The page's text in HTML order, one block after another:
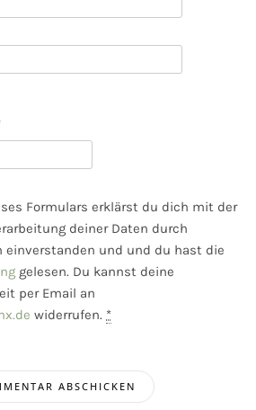
Formulars erklärst du dich mit der
deiner Daten durch
einverstanden und und du hast die
gelesen. Du kannst deine
per Email an
widerrufen. *